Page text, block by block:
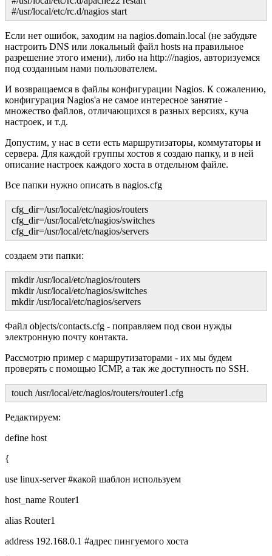
#/usr/local/etc/rc.d/nagios start
Если нет ошибок, заходим на nagios.domain.local (не забудьте
настроить DNS или локальный файл hosts на правильное
разрешение этого имени), либо на http:///nagios, авторизуемся
под созданным нами пользователем.
И возвращаемся в файлы конфигурации Nagios. К сожалению,
конфигурация Nagios'а не самое интересное занятие -
множество файлов, отличающихся в разных версиях, куча
настроек, и т.д.
Допустим, у нас в сети есть маршрутизаторы, коммутаторы и
сервера. Для каждой группы хостов я создаю папку, и в ней
описание настроек каждого хоста в отдельном файле.
Все папки нужно описать в nagios.cfg
cfg_dir=/usr/local/etc/nagios/routers
cfg_dir=/usr/local/etc/nagios/switches
cfg_dir=/usr/local/etc/nagios/servers
создаем эти папки:
mkdir /usr/local/etc/nagios/routers
mkdir /usr/local/etc/nagios/switches
mkdir /usr/local/etc/nagios/servers
Файл objects/contacts.cfg - поправляем под свои нужды
электронную почту контакта.
Рассмотрю пример с маршрутизаторами - их мы будем
проверять с помощью ICMP, а так же доступность по SSH.
touch /usr/local/etc/nagios/routers/router1.cfg
Редактируем:
define host
{
use linux-server #какой шаблон используем
host_name Router1
alias Router1
address 192.168.0.1 #адрес пингуемого хоста